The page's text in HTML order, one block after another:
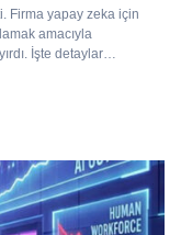
Firma yapay zeka için
amacıyla
İşte detaylar…